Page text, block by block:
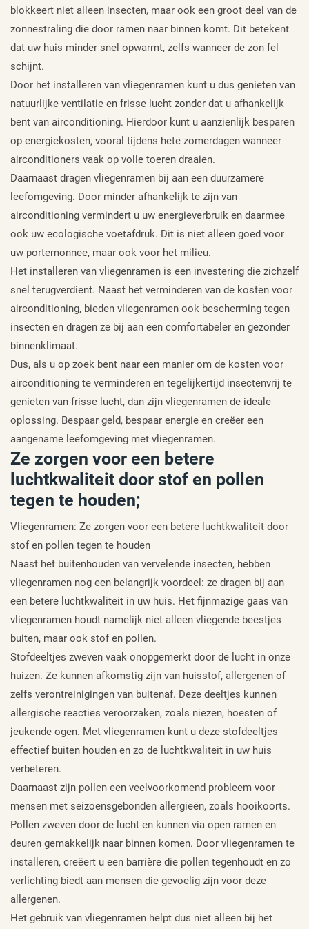
blokkeert niet alleen insecten, maar ook een groot deel van de
zonnestraling die door ramen naar binnen komt. Dit betekent
dat uw huis minder snel opwarmt, zelfs wanneer de zon fel
schijnt.
Door het installeren van vliegenramen kunt u dus genieten van
natuurlijke ventilatie en frisse lucht zonder dat u afhankelijk
bent van airconditioning. Hierdoor kunt u aanzienlijk besparen
op energiekosten, vooral tijdens hete zomerdagen wanneer
airconditioners vaak op volle toeren draaien.
Daarnaast dragen vliegenramen bij aan een duurzamere
leefomgeving. Door minder afhankelijk te zijn van
airconditioning vermindert u uw energieverbruik en daarmee
ook uw ecologische voetafdruk. Dit is niet alleen goed voor
uw portemonnee, maar ook voor het milieu.
Het installeren van vliegenramen is een investering die zichzelf
snel terugverdient. Naast het verminderen van de kosten voor
airconditioning, bieden vliegenramen ook bescherming tegen
insecten en dragen ze bij aan een comfortabeler en gezonder
binnenklimaat.
Dus, als u op zoek bent naar een manier om de kosten voor
airconditioning te verminderen en tegelijkertijd insectenvrij te
genieten van frisse lucht, dan zijn vliegenramen de ideale
oplossing. Bespaar geld, bespaar energie en creëer een
aangename leefomgeving met vliegenramen.
Ze zorgen voor een betere
luchtkwaliteit door stof en pollen
tegen te houden;
Vliegenramen: Ze zorgen voor een betere luchtkwaliteit door
stof en pollen tegen te houden
Naast het buitenhouden van vervelende insecten, hebben
vliegenramen nog een belangrijk voordeel: ze dragen bij aan
een betere luchtkwaliteit in uw huis. Het fijnmazige gaas van
vliegenramen houdt namelijk niet alleen vliegende beestjes
buiten, maar ook stof en pollen.
Stofdeeltjes zweven vaak onopgemerkt door de lucht in onze
huizen. Ze kunnen afkomstig zijn van huisstof, allergenen of
zelfs verontreinigingen van buitenaf. Deze deeltjes kunnen
allergische reacties veroorzaken, zoals niezen, hoesten of
jeukende ogen. Met vliegenramen kunt u deze stofdeeltjes
effectief buiten houden en zo de luchtkwaliteit in uw huis
verbeteren.
Daarnaast zijn pollen een veelvoorkomend probleem voor
mensen met seizoensgebonden allergieën, zoals hooikoorts.
Pollen zweven door de lucht en kunnen via open ramen en
deuren gemakkelijk naar binnen komen. Door vliegenramen te
installeren, creëert u een barrière die pollen tegenhoudt en zo
verlichting biedt aan mensen die gevoelig zijn voor deze
allergenen.
Het gebruik van vliegenramen helpt dus niet alleen bij het